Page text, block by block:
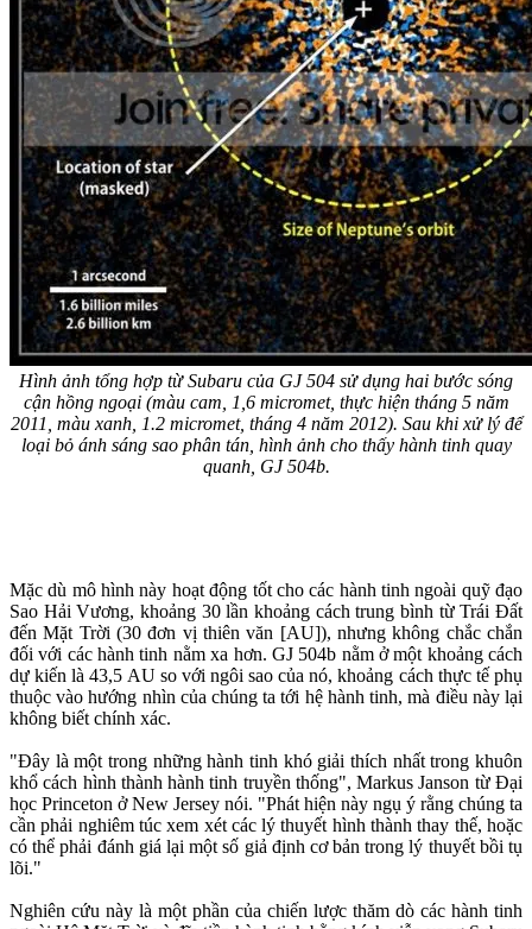
Hình ảnh tổng hợp từ Subaru của GJ 504 sử dụng hai bước sóng
cận hồng ngoại (màu cam, 1,6 micromet, thực hiện tháng 5 năm
2011, màu xanh, 1.2 micromet, tháng 4 năm 2012). Sau khi xử lý để
loại bỏ ánh sáng sao phân tán, hình ảnh cho thấy hành tinh quay
quanh, GJ 504b.
Mặc dù mô hình này hoạt động tốt cho các hành tinh ngoài quỹ đạo
Sao Hải Vương, khoảng 30 lần khoảng cách trung bình từ Trái Đất
đến Mặt Trời (30 đơn vị thiên văn [AU]), nhưng không chắc chắn
đối với các hành tinh nằm xa hơn. GJ 504b nằm ở một khoảng cách
dự kiến là 43,5 AU so với ngôi sao của nó, khoảng cách thực tế phụ
thuộc vào hướng nhìn của chúng ta tới hệ hành tinh, mà điều này lại
không biết chính xác.
"Đây là một trong những hành tinh khó giải thích nhất trong khuôn
khổ cách hình thành hành tinh truyền thống", Markus Janson từ Đại
học Princeton ở New Jersey nói. "Phát hiện này ngụ ý rằng chúng ta
cần phải nghiêm túc xem xét các lý thuyết hình thành thay thế, hoặc
có thể phải đánh giá lại một số giả định cơ bản trong lý thuyết bồi tụ
lõi."
Nghiên cứu này là một phần của chiến lược thăm dò các hành tinh